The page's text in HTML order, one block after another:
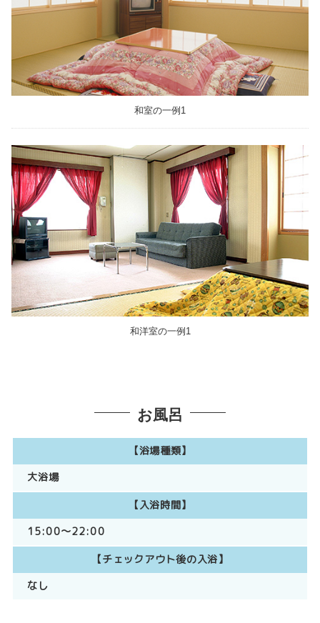
和室の一例1
和洋室の一例1
お風呂
【浴場種類】
大浴場
【入浴時間】
15:00～22:00
【チェックアウト後の入浴】
なし